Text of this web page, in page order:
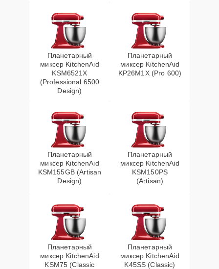
Планетарный
миксер KitchenAid
KSM6521X
(Professional 6500
Design)
Планетарный
миксер KitchenAid
KP26M1X (Pro 600)
Планетарный
миксер KitchenAid
KSM155GB (Artisan
Design)
Планетарный
миксер KitchenAid
KSM150PS
(Artisan)
Планетарный
миксер KitchenAid
KSM75 (Classic
Планетарный
миксер KitchenAid
K45SS (Classic)